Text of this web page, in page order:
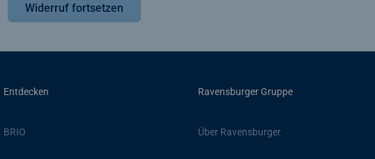
Widerruf fortsetzen
Entdecken
BRIO
Ravensburger Gruppe
Über Ravensburger